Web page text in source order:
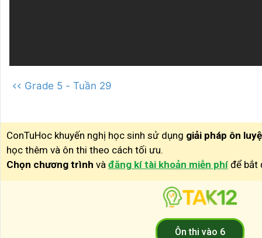
<< Grade 5 - Tuần 29
ConTuHoc khuyến nghị học sinh sử dụng giải pháp ôn
học thêm và ôn thi theo cách tối ưu.
Chọn chương trình và đăng kí tài khoản miễn phí để bắt
Ôn thi vào 6